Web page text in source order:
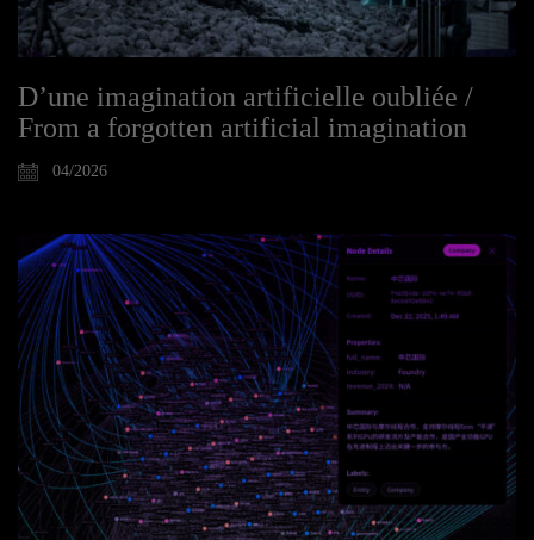
D’une imagination artificielle oubliée /
From a forgotten artificial imagination
04/2026